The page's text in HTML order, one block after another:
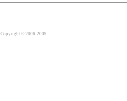
Copyright © 2006-2009